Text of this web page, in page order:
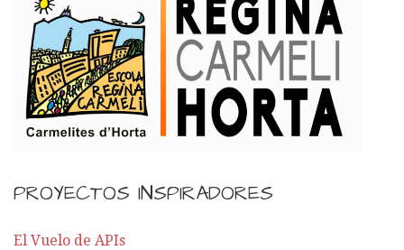
PROYECTOS INSPIRADORES
El Vuelo de APIs